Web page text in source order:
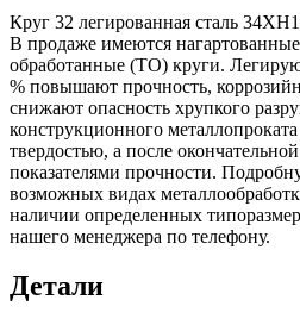
Круг 32 легированная сталь
В продаже имеются
обработанные (ТО) круги.
% повышают прочность,
снижают опасность хрупкого
конструкционного
твердостью, а после
показателями прочности.
возможных видах
наличии определенных
нашего менеджера по телефону.
Детали